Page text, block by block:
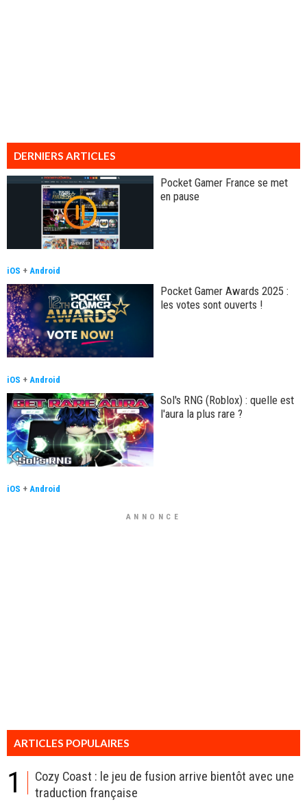
DERNIERS ARTICLES
Pocket Gamer France se met
en pause
iOS + Android
Pocket Gamer Awards 2025 :
les votes sont ouverts !
iOS + Android
Sol's RNG (Roblox) : quelle est
l'aura la plus rare ?
iOS + Android
ANNONCE
ARTICLES POPULAIRES
1
Cozy Coast : le jeu de fusion arrive bientôt avec une
traduction française